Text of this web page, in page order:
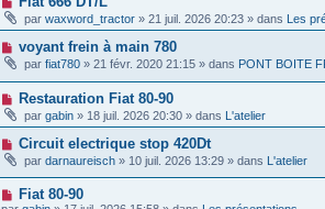
g
e
e
s
s
a
g
e
a
u
m
e
s
s
g
e
u
e
a
m
e
s
s
a
g
par waxword_tractor » 21 juil. 2026 20:23 » dans Les
N
u
v
a
u
m
e
s
s
a
g
voyant frein à main 780
par fiat780 » 21 févr. 2020 21:15 » dans PONT BOITE
N
u
e
a
u
m
e
Restauration Fiat 80-90
par gabin » 18 juil. 2026 20:30 » dans L'atelier
N
u
v
Circuit electrique stop 420Dt
par darnaureisch » 10 juil. 2026 13:29 » dans L'atelier
N
o
Fiat 80-90